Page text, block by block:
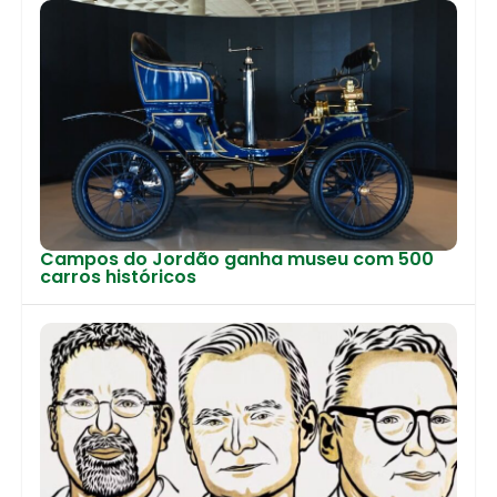
Campos do Jordão ganha museu com 500
carros históricos